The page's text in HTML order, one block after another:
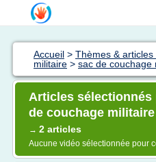
Accueil > Thèmes &
militaire > sac de couchage
Articles sélectionnés
de couchage
→ 2 articles
Aucune vidéo sélectionnée pour